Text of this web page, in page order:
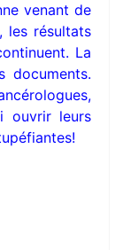
venant de
les résultats
La
documents.
ouvrir leurs